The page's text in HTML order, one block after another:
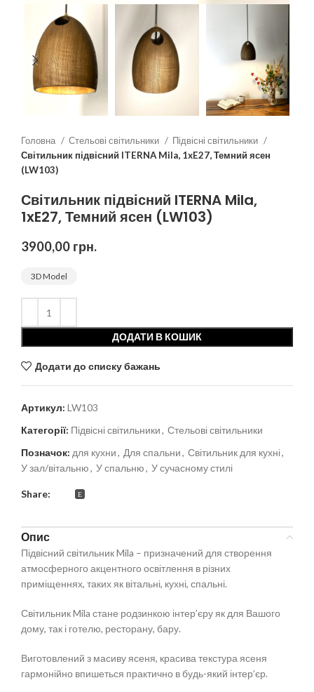
Головна Стельові світильники
Підвісні світильники
Світильник підвісний ITERNA Mila, 1xE27, Темний ясен
(LW103)
Світильник підвісний ITERNA Mila,
1xE27, Темний ясен (LW103)
3900,00 грн.
3D Model
ДОДАТИ В КОШИК
Додати до списку бажань
Артикул: LW103
Категорії: Підвісні світильники, Стельові світильники
Позначок: для кухни, Для спальни, Світильник для кухні,
У зал/вітальню, У спальню, У сучасному стилі
Share:
Опис
Підвісний світильник Mila – призначений для створення
атмосферного акцентного освітлення в різних
приміщеннях, таких як вітальні, кухні, спальні.
Світильник Mila стане родзинкою інтер’єру як для Вашого
дому, так і готелю, ресторану, бару.
Виготовлений з масиву ясеня, красива текстура ясеня
гармонійно впишеться практично в будь-який інтер’єр.